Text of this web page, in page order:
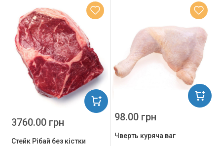
Стейк Рібай без кістки
3760.00 грн
Чверть куряча ваг
98.00 грн